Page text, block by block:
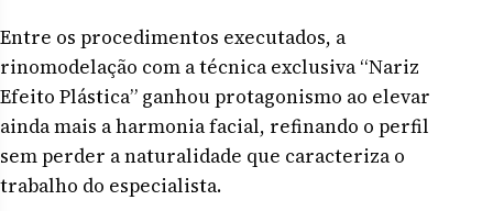
Entre os procedimentos executados, a
rinomodelação com a técnica exclusiva “Nariz
Efeito Plástica” ganhou protagonismo ao elevar
ainda mais a harmonia facial, refinando o perfil
sem perder a naturalidade que caracteriza o
trabalho do especialista.